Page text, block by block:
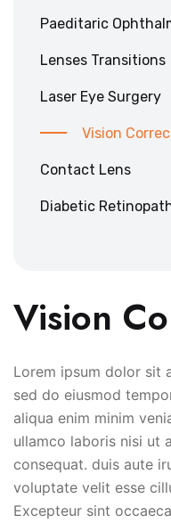
Paeditaric
Lenses Transitions
Laser Eye Surgery
Vision
Contact Lens
Diabetic
Vision
Lorem ipsum dolor sit
sed do eiusmod
aliqua enim minim
ullamco laboris nisi ut
consequat. duis aute
voluptate velit esse
Excepteur sint